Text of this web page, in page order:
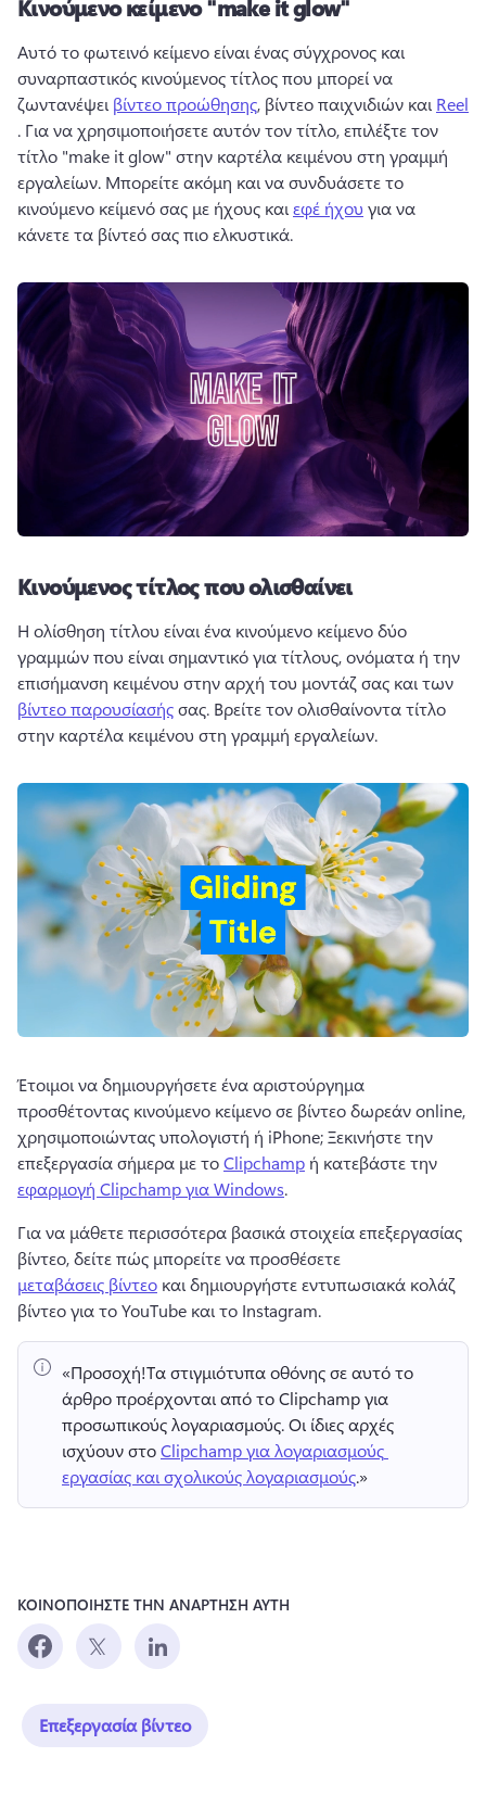
Κινούμενο κείμενο "make it glow"
Αυτό το φωτεινό κείμενο είναι ένας σύγχρονος και
συναρπαστικός κινούμενος τίτλος που μπορεί να
ζωντανέψει βίντεο προώθησης, βίντεο παιχνιδιών και Reel
. Για να χρησιμοποιήσετε αυτόν τον τίτλο, επιλέξτε τον
τίτλο "make it glow" στην καρτέλα κειμένου στη γραμμή
εργαλείων. Μπορείτε ακόμη και να συνδυάσετε το
κινούμενο κείμενό σας με ήχους και εφέ ήχου για να
κάνετε τα βίντεό σας πιο ελκυστικά.
Κινούμενος τίτλος που ολισθαίνει
Η ολίσθηση τίτλου είναι ένα κινούμενο κείμενο δύο
γραμμών που είναι σημαντικό για τίτλους, ονόματα ή την
επισήμανση κειμένου στην αρχή του μοντάζ σας και των
βίντεο παρουσίασής σας. Βρείτε τον ολισθαίνοντα τίτλο
στην καρτέλα κειμένου στη γραμμή εργαλείων.
Έτοιμοι να δημιουργήσετε ένα αριστούργημα
προσθέτοντας κινούμενο κείμενο σε βίντεο δωρεάν online,
χρησιμοποιώντας υπολογιστή ή iPhone; Ξεκινήστε την
επεξεργασία σήμερα με το Clipchamp ή κατεβάστε την
εφαρμογή Clipchamp για Windows.
Για να μάθετε περισσότερα βασικά στοιχεία επεξεργασίας
βίντεο, δείτε πώς μπορείτε να προσθέσετε
μεταβάσεις βίντεο και δημιουργήστε εντυπωσιακά κολάζ
βίντεο για το YouTube και το Instagram.
«Προσοχή!Τα στιγμιότυπα οθόνης σε αυτό το
άρθρο προέρχονται από το Clipchamp για
προσωπικούς λογαριασμούς. Οι ίδιες αρχές
ισχύουν στο Clipchamp για λογαριασμούς
εργασίας και σχολικούς λογαριασμούς.»
ΚΟΙΝΟΠΟΙΗΣΤΕ ΤΗΝ ΑΝΑΡΤΗΣΗ ΑΥΤΗ
Επεξεργασία βίντεο